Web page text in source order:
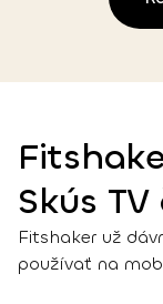
Skús
Fitshaker už
používať na